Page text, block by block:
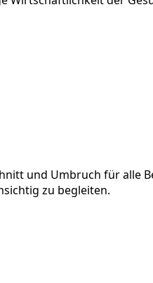
und Umbruch für alle
zu begleiten.